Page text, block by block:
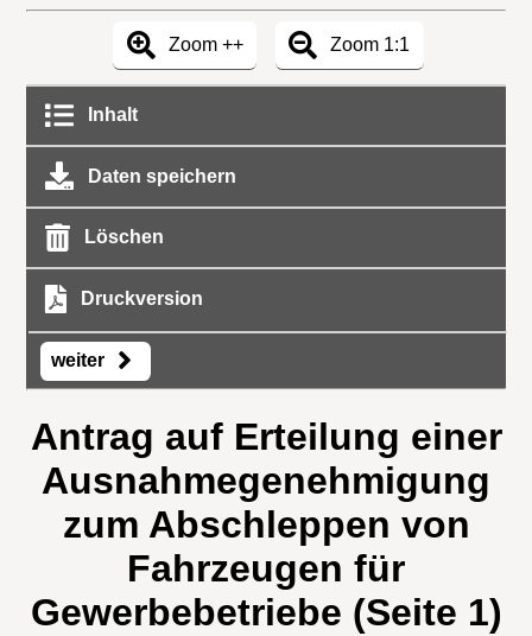
Zoom ++ Zoom 1:1
Inhalt
Daten speichern
Löschen
Druckversion
weiter
Antrag auf Erteilung einer
Ausnahmegenehmigung
zum Abschleppen von
Fahrzeugen für
Gewerbebetriebe (Seite 1)